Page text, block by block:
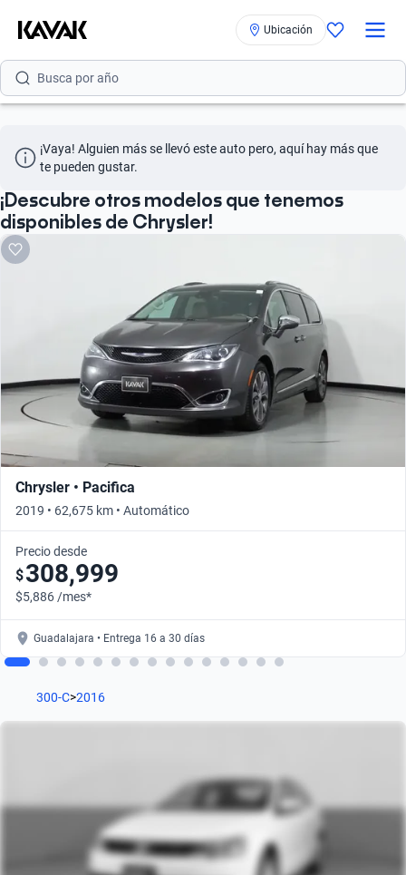
Ubicación
Busca por versión
Busca por año
Busca por marca
Busca por modelo
Busca por año
¡Vaya! Alguien más se llevó este auto pero, aquí hay más que
te pueden gustar.
¡Descubre otros modelos que tenemos
disponibles de Chrysler!
Chrysler • Pacifica
2019 • 62,675 km • Automático
Precio desde
$308,999
$5,886 /mes*
Guadalajara • Entrega 16 a 30 días
300-C>2016